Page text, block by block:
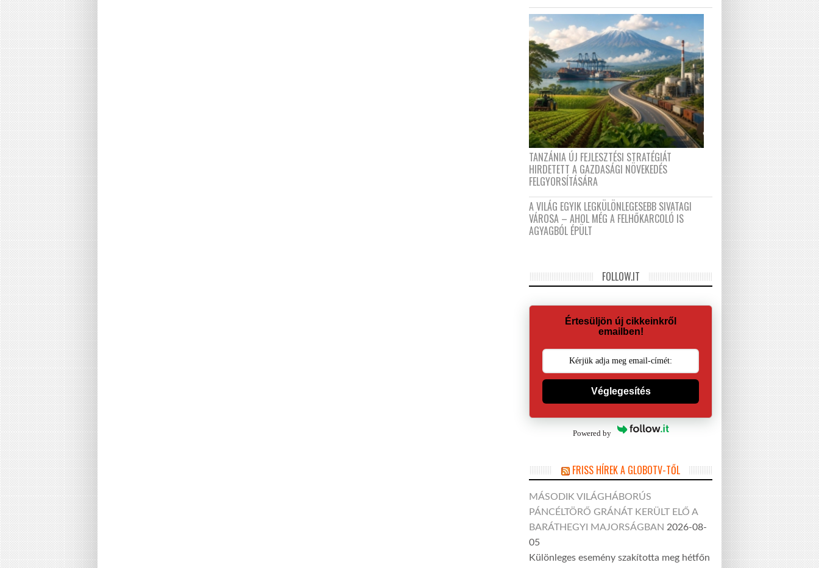
TANZÁNIA ÚJ FEJLESZTÉSI STRATÉGIÁT
HIRDETETT A GAZDASÁGI NÖVEKEDÉS
FELGYORSÍTÁSÁRA
A VILÁG EGYIK LEGKÜLÖNLEGESEBB SIVATAGI
VÁROSA – AHOL MÉG A FELHŐKARCOLÓ IS
AGYAGBÓL ÉPÜLT
FOLLOW.IT
Értesüljön új cikkeinkről
emailben!
Véglegesítés
Powered by
FRISS HÍREK A GLOBOTV-TŐL
MÁSODIK VILÁGHÁBORÚS
PÁNCÉLTÖRŐ GRÁNÁT KERÜLT ELŐ A
BARÁTHEGYI MAJORSÁGBAN 2026-08-
05
Különleges esemény szakította meg hétfőn